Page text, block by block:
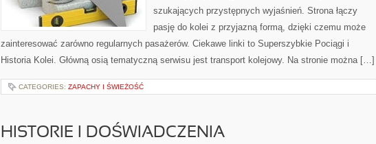
szukających przystępnych wyjaśnień. Strona łączy
pasję do kolei z przyjazną formą, dzięki czemu może
zainteresować zarówno regularnych pasażerów. Ciekawe linki to Superszybkie Pociągi i
Historia Kolei. Główną osią tematyczną serwisu jest transport kolejowy. Na stronie można […]
CATEGORIES: ZAPACHY I ŚWIEŻOŚĆ
HISTORIE I DOŚWIADCZENIA